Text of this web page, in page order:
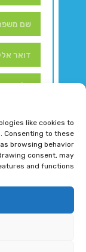
like cookies to
Consenting to these
browsing behavior
consent, may
and functions.